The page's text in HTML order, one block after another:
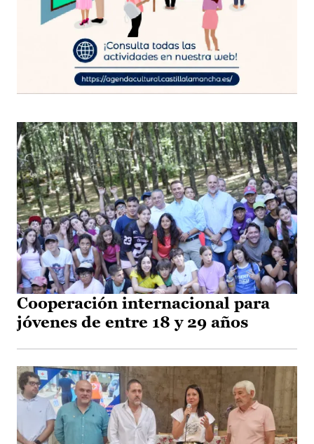
Cooperación internacional para
jóvenes de entre 18 y 29 años